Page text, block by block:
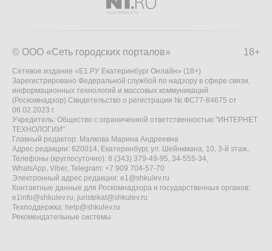
18+
© ООО «Сеть городских порталов»
Сетевое издание «Е1.РУ Екатеринбург Онлайн» (18+)
Зарегистрировано Федеральной службой по надзору в сфере связи,
информационных технологий и массовых коммуникаций
(Роскомнадзор) Свидетельство о регистрации № ФС77-84675 от
06.02.2023 г.
Учредитель: Общество с ограниченной ответственностью "ИНТЕРНЕТ
ТЕХНОЛОГИИ"
Главный редактор: Малкова Марина Андреевна
Адрес редакции: 620014, Екатеринбург, ул. Шейнкмана, 10, 3-й этаж,
Телефоны (круглосуточно): 8 (343) 379-49-95, 34-555-34,
WhatsApp, Viber, Telegram: +7 909 704-57-70
Электронный адрес редакции: e1@shkulev.ru
Контактные данные для Роскомнадзора и государственных органов:
e1info@shkulev.ru, juristekat@shkulev.ru
Техподдержка: help@shkulev.ru
Рекомендательные системы